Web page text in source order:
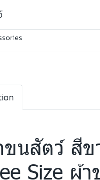
นสัตว์ สีข
Size ผ้า